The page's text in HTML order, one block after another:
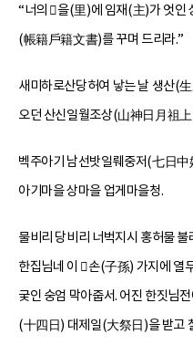
“너의 을(里)에 임재(主)가 엇인
(帳籍戶籍文書)를 꾸며 드리라.”
새미하로산당허여 낳는 날 생산(
오던 산신일월조상(山神日月祖上
벡주아기 남선밧일뤠중저(七日
아기마을 상마을 업게마을청.
물비리 당비리 너벅지시 홍허물
한집님네 이 손(子孫) 가지에
궂인 숭엄 막아줍서. 어진 한짓님
(十四日) 대제일(大祭日)을 받고